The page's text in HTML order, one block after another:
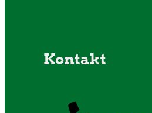
Kontakt